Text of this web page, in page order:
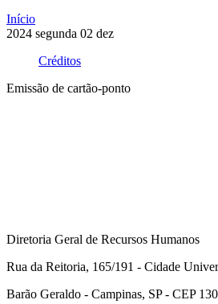
Início
2024 segunda 02 dez
Créditos
Emissão de cartão-ponto
Diretoria Geral de Recursos Humanos
Rua da Reitoria, 165/191 - Cidade
Barão Geraldo - Campinas, SP - CEP